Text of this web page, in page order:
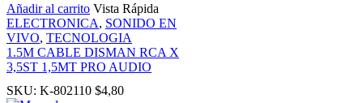
Panel
Añadir al carrito Vista Rápida
ELECTRONICA, SONIDO EN
VIVO, TECNOLOGIA
1.5M CABLE DISMAN RCA X
3,5ST 1,5MT PRO AUDIO
SKU: K-802110 $4,80